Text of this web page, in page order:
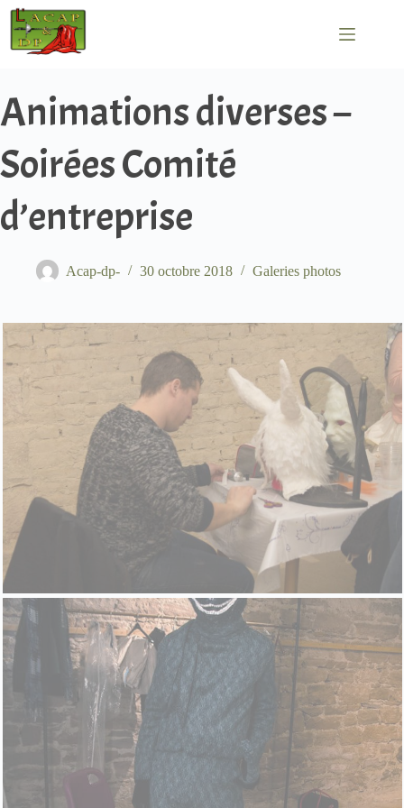
Passer
contenu
Animations diverses –
Soirées Comité
d’entreprise
Acap-dp- 30 octobre 2018 Galeries photos